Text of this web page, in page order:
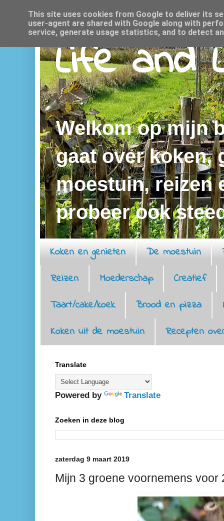
Life and
Welkom op mijn
gaat over koken,
moestuin, reizen
probeer ook
Koken en genieten De moestuin
Reizen
Moederschap
Creatief
Taart/cake/koek
Brood en pizza
Koken uit de moestuin
Recepten
Translate
Powered by Translate
Zoeken in deze blog
zaterdag 9 maart 2019
Mijn 3 groene voornemens voor
This site uses cookies from Google to deliver its
user-agent are shared with Google along with
service, generate usage statistics, and to detect